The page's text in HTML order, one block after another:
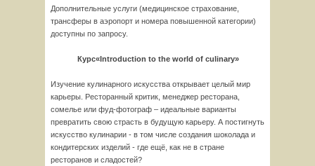
Дополнительные услуги (медицинское страхование,
трансферы в аэропорт и номера повышенной категории)
доступны по запросу.
Курс«Introduction to the world of culinary»
Изучение кулинарного искусства открывает целый мир
карьеры. Ресторанный критик, менеджер ресторана,
сомелье или фуд-фотограф – идеальные варианты
превратить свою страсть в будущую карьеру. А постигнуть
искусство кулинарии - в том числе создания шоколада и
кондитерских изделий - где ещё, как не в стране
ресторанов и сладостей?